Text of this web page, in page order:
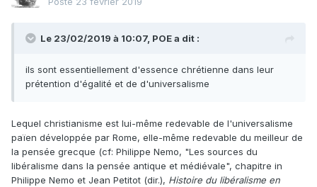
Le 23/02/2019 à 10:07, POEa dit :
ils sont essentiellement d'essence chrétienne dans leur
prétention d'égalité et de d'universalisme
Lequel christianisme est lui-même redevable de l'universalisme
païen développée par Rome, elle-même redevable du meilleur de
la pensée grecque (cf: Philippe Nemo, "Les sources du
libéralisme dans la pensée antique et médiévale", chapitre in
Philippe Nemo et Jean Petitot (dir.), Histoire du libéralisme en